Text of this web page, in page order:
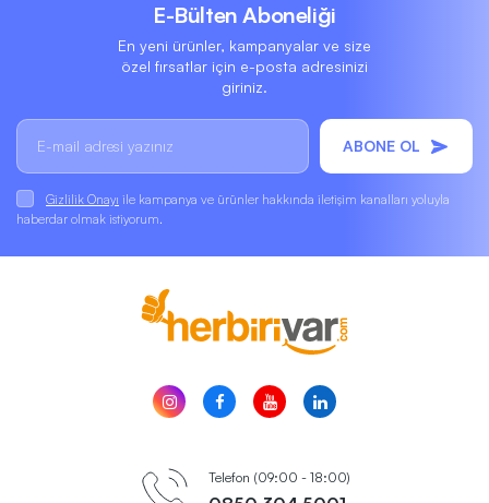
E-Bülten Aboneliği
En yeni ürünler, kampanyalar ve size
özel fırsatlar için e-posta adresinizi
giriniz.
ABONE OL
Gizlilik Onayı ile kampanya ve ürünler hakkında iletişim kanalları yoluyla
haberdar olmak istiyorum.
Telefon (09:00 - 18:00)